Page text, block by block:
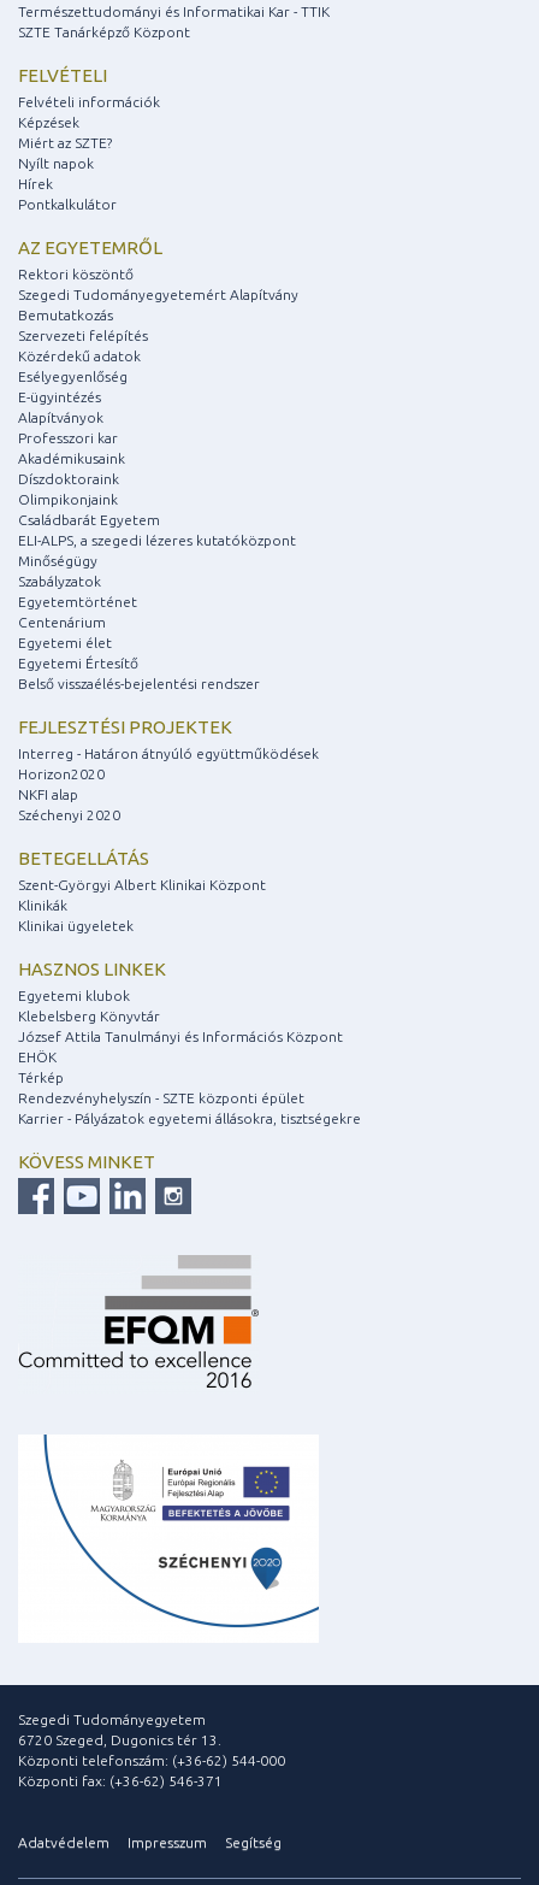
Természettudományi és Informatikai Kar - TTIK
SZTE Tanárképző Központ
FELVÉTELI
Felvételi információk
Képzések
Miért az SZTE?
Nyílt napok
Hírek
Pontkalkulátor
AZ EGYETEMRŐL
Rektori köszöntő
Szegedi Tudományegyetemért Alapítvány
Bemutatkozás
Szervezeti felépítés
Közérdekű adatok
Esélyegyenlőség
E-ügyintézés
Alapítványok
Professzori kar
Akadémikusaink
Díszdoktoraink
Olimpikonjaink
Családbarát Egyetem
ELI-ALPS, a szegedi lézeres kutatóközpont
Minőségügy
Szabályzatok
Egyetemtörténet
Centenárium
Egyetemi élet
Egyetemi Értesítő
Belső visszaélés-bejelentési rendszer
FEJLESZTÉSI PROJEKTEK
Interreg - Határon átnyúló együttműködések
Horizon2020
NKFI alap
Széchenyi 2020
BETEGELLÁTÁS
Szent-Györgyi Albert Klinikai Központ
Klinikák
Klinikai ügyeletek
HASZNOS LINKEK
Egyetemi klubok
Klebelsberg Könyvtár
József Attila Tanulmányi és Információs Központ
EHÖK
Térkép
Rendezvényhelyszín - SZTE központi épület
Karrier - Pályázatok egyetemi állásokra, tisztségekre
KÖVESS MINKET
Szegedi Tudományegyetem
6720 Szeged, Dugonics tér 13.
Központi telefonszám: (+36-62) 544-000
Központi fax: (+36-62) 546-371
Adatvédelem Impresszum Segítség